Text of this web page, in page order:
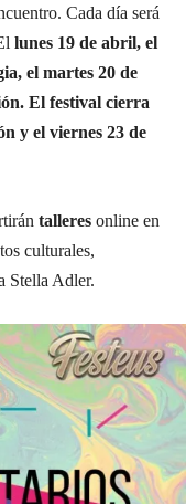
Cada día será
lunes 19 de abril, el
el martes 20 de
El festival cierra
y el viernes 23 de
talleres online en
culturales,
Stella Adler.